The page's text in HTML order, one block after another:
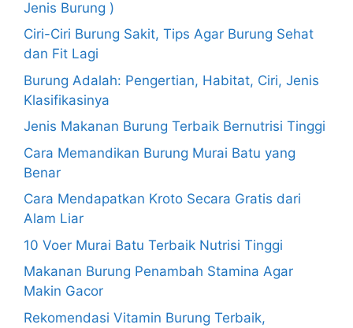
Jenis Burung )
Ciri-Ciri Burung Sakit, Tips Agar Burung Sehat
dan Fit Lagi
Burung Adalah: Pengertian, Habitat, Ciri, Jenis
Klasifikasinya
Jenis Makanan Burung Terbaik Bernutrisi Tinggi
Cara Memandikan Burung Murai Batu yang
Benar
Cara Mendapatkan Kroto Secara Gratis dari
Alam Liar
10 Voer Murai Batu Terbaik Nutrisi Tinggi
Makanan Burung Penambah Stamina Agar
Makin Gacor
Rekomendasi Vitamin Burung Terbaik,